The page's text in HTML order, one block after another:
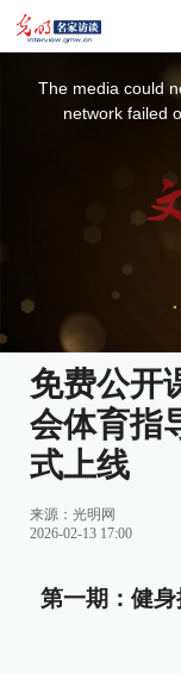
The media could
network failed
免费公开
会体育指
式上线
来源：光明网
2026-02-13 17:00
第一期：健